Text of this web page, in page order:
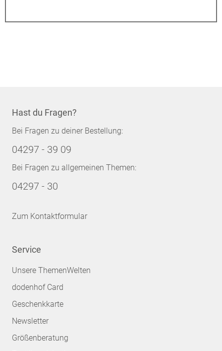
Hast du Fragen?
Bei Fragen zu deiner Bestellung:
04297 - 39 09
Bei Fragen zu allgemeinen Themen:
04297 - 30
Zum Kontaktformular
Service
Unsere ThemenWelten
dodenhof Card
Geschenkkarte
Newsletter
Größenberatung